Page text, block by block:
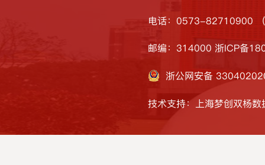
电话：0573-82710900
邮编：314000 浙ICP备
浙公网安备
技术支持：上海梦创双杨